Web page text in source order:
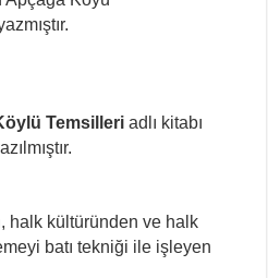
Temsilleri adlı kitabı
halk kültüründen ve halk
batı tekniği ile işleyen